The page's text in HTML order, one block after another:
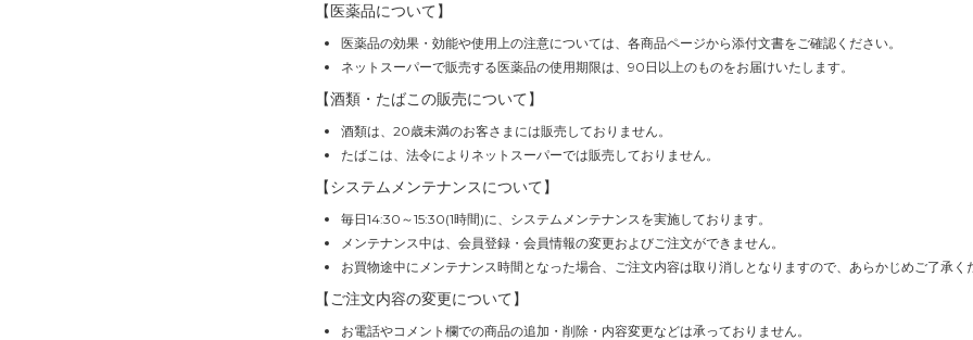
【医薬品について】
医薬品の効果・効能や使用上の注意については、各商品ページから添付文書をご確認ください。
ネットスーパーで販売する医薬品の使用期限は、90日以上のものをお届けいたします。
【酒類・たばこの販売について】
酒類は、20歳未満のお客さまには販売しておりません。
たばこは、法令によりネットスーパーでは販売しておりません。
【システムメンテナンスについて】
毎日14:30～15:30(1時間)に、システムメンテナンスを実施しております。
メンテナンス中は、会員登録・会員情報の変更およびご注文ができません。
お買物途中にメンテナンス時間となった場合、ご注文内容は取り消しとなりますので、あらかじめご了承く
【ご注文内容の変更について】
お電話やコメント欄での商品の追加・削除・内容変更などは承っておりません。